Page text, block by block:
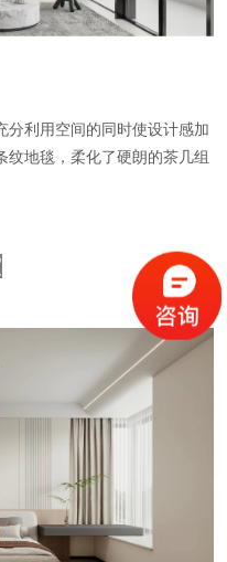
分利用空间的同时使设计感加
纹地毯，柔化了硬朗的茶几组